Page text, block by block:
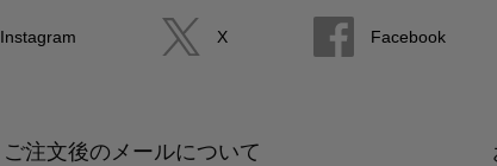
Instagram X Facebook
ご注文後のメールについて